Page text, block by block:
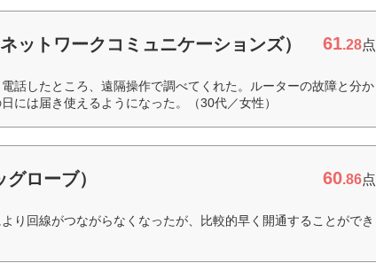
ットワークコミュニケーションズ） 61.28点
話したところ、遠隔操作で調べてくれた。ルーターの故障と分か
には届き使えるようになった。（30代／女性）
ローブ） 60.86点
り回線がつながらなくなったが、比較的早く開通することができ